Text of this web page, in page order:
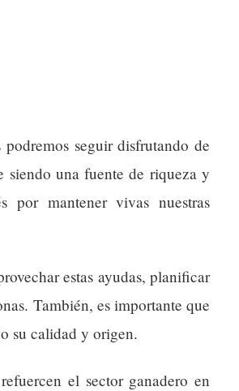
seguir disfrutando de
una fuente de riqueza y
por mantener vivas nuestras
estas ayudas, planificar
También, es importante que
su calidad y origen.
el sector ganadero en